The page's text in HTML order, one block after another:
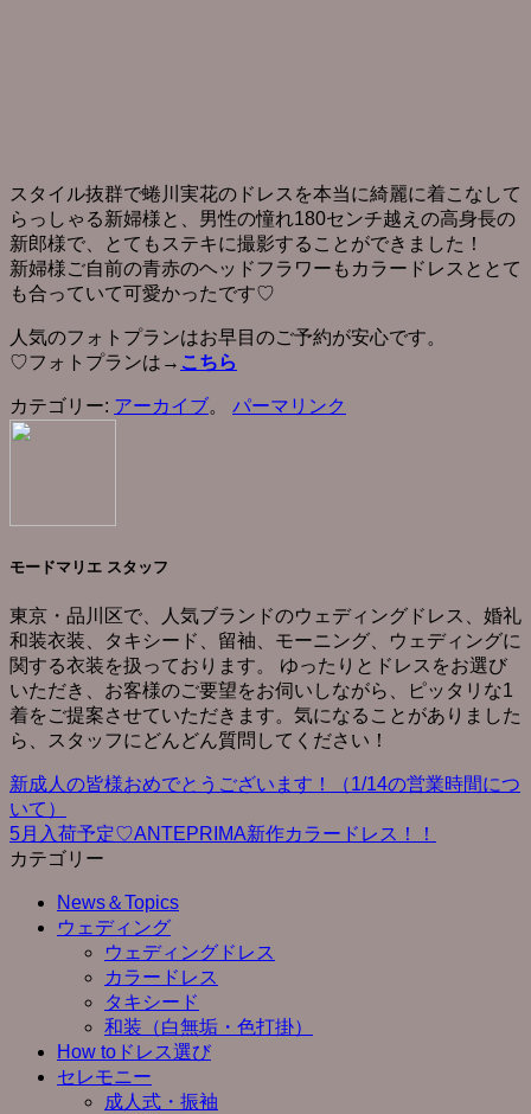
スタイル抜群で蜷川実花のドレスを本当に綺麗に着こなして
らっしゃる新婦様と、男性の憧れ180センチ越えの高身長の
新郎様で、とてもステキに撮影することができました！
新婦様ご自前の青赤のヘッドフラワーもカラードレスととて
も合っていて可愛かったです♡
人気のフォトプランはお早目のご予約が安心です。
♡フォトプランは→ こちら
カテゴリー: アーカイブ。 パーマリンク
モードマリエ スタッフ
東京・品川区で、人気ブランドのウェディングドレス、婚礼
和装衣装、タキシード、留袖、モーニング、ウェディングに
関する衣装を扱っております。 ゆったりとドレスをお選び
いただき、お客様のご要望をお伺いしながら、ピッタリな1
着をご提案させていただきます。気になることがありました
ら、スタッフにどんどん質問してください！
新成人の皆様おめでとうございます！（1/14の営業時間につ
いて）
5月入荷予定♡ANTEPRIMA新作カラードレス！！
カテゴリー
News＆Topics
ウェディング
ウェディングドレス
カラードレス
タキシード
和装（白無垢・色打掛）
How toドレス選び
セレモニー
成人式・振袖